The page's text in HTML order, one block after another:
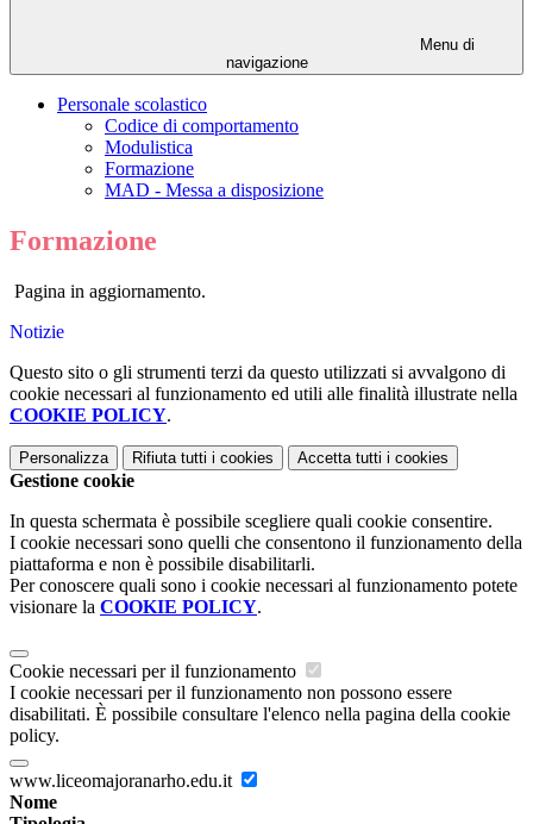
Menu di
navigazione
Personale scolastico
Codice di comportamento
Modulistica
Formazione
MAD - Messa a disposizione
Formazione
Pagina in aggiornamento.
Notizie
Questo sito o gli strumenti terzi da questo utilizzati si avvalgono di
cookie necessari al funzionamento ed utili alle finalità illustrate nella
COOKIE POLICY.
Personalizza Rifiuta tutti i cookies Accetta tutti i cookies
Gestione cookie
In questa schermata è possibile scegliere quali cookie consentire.
I cookie necessari sono quelli che consentono il funzionamento della
piattaforma e non è possibile disabilitarli.
Per conoscere quali sono i cookie necessari al funzionamento potete
visionare la COOKIE POLICY.
Cookie necessari per il funzionamento
I cookie necessari per il funzionamento non possono essere
disabilitati. È possibile consultare l'elenco nella pagina della cookie
policy.
www.liceomajoranarho.edu.it
Nome